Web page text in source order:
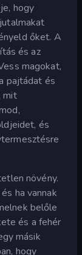
hogy
őket. A
és az
magokat,
pajtádat és
mit
és
növény.
ha vannak
belőle
és a fehér
másik
hogy